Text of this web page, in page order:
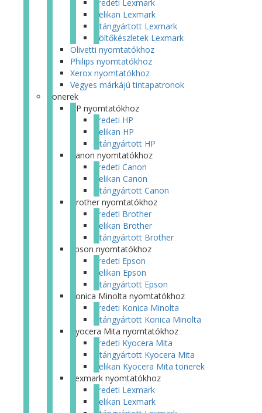
Eredeti Lexmark
Pelikan Lexmark
Utángyártott Lexmark
Töltőkészletek Lexmark
Olivetti nyomtatókhoz
Philips nyomtatókhoz
Xerox nyomtatókhoz
Vegyes márkájú tintapatronok
Tonerek
HP nyomtatókhoz
Eredeti HP
Pelikan HP
Utángyártott HP
Canon nyomtatókhoz
Eredeti Canon
Pelikan Canon
Utángyártott Canon
Brother nyomtatókhoz
Eredeti Brother
Pelikan Brother
Utángyártott Brother
Epson nyomtatókhoz
Eredeti Epson
Pelikan Epson
Utángyártott Epson
Konica Minolta nyomtatókhoz
Eredeti Konica Minolta
Utángyártott Konica Minolta
Kyocera Mita nyomtatókhoz
Eredeti Kyocera Mita
Utángyártott Kyocera Mita
Pelikan Kyocera Mita tonerek
Lexmark nyomtatókhoz
Eredeti Lexmark
Pelikan Lexmark